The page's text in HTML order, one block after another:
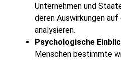
Unternehmen und
deren Auswirkungen
analysieren.
Psychologische
Menschen bestimmte